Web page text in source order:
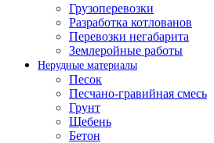
Грузоперевозки
Разработка котлованов
Перевозки негабарита
Землеройные работы
Нерудные материалы
Песок
Песчано-гравийная смесь
Грунт
Щебень
Бетон